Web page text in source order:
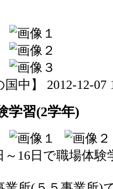
国中】 2012-12-07
学習(2学年)
～16日で職場体